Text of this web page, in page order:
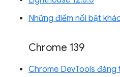
Những điểm nổi bật
Chrome 139
Chrome DevTools đáng